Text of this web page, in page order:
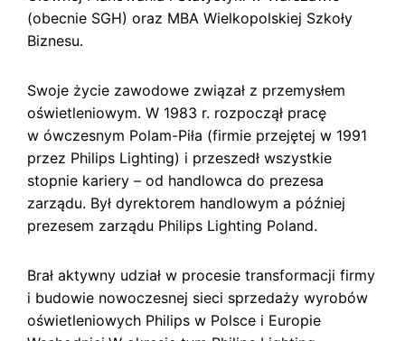
k
i
(obecnie SGH) oraz MBA Wielkopolskiej Szkoły
Biznesu.
Swoje życie zawodowe związał z przemysłem
oświetleniowym. W 1983 r. rozpoczął pracę
w ówczesnym Polam-Piła (firmie przejętej w 1991
przez Philips Lighting) i przeszedł wszystkie
stopnie kariery – od handlowca do prezesa
zarządu. Był dyrektorem handlowym a później
prezesem zarządu Philips Lighting Poland.
Brał aktywny udział w procesie transformacji firmy
i budowie nowoczesnej sieci sprzedaży wyrobów
oświetleniowych Philips w Polsce i Europie